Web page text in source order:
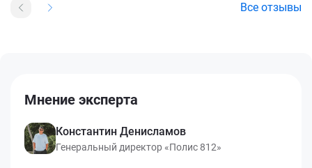
Все отзывы
Мнение эксперта
Константин Денисламов
Генеральный директор «Полис 812»